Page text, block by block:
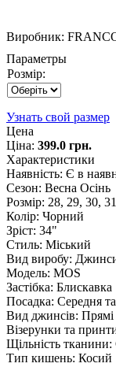
Виробник:
Параметры
Розмір:
Узнать свой размер
Цена
Ціна: 399.0 грн.
Характеристики
Наявність: Є в
Сезон: Весна Осінь
Розмір: 28, 29, 30,
Колір: Чорний
Зріст: 34"
Стиль: Міський
Вид виробу:
Модель: MOS
Застібка: Блискавка
Посадка: Середня
Вид джинсів: Прямі
Візерунки та
Щільність тканини:
Тип кишень: Косий